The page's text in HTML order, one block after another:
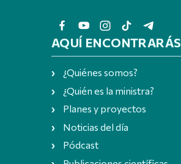
AQUÍ ENCONTRARÁS
¿Quiénes somos?
¿Quién es la ministra?
Planes y proyectos
Noticias del día
Pódcast